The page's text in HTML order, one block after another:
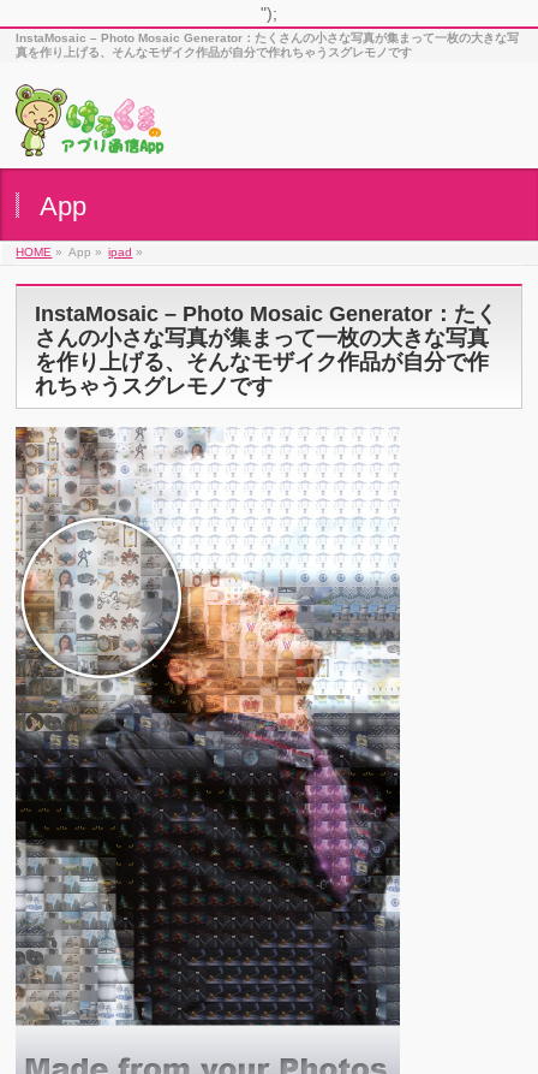
");
InstaMosaic – Photo Mosaic Generator：たくさんの小さな写真が集まって一枚の大きな写
真を作り上げる、そんなモザイク作品が自分で作れちゃうスグレモノです
App
HOME » App » ipad »
InstaMosaic – Photo Mosaic Generator：たく
さんの小さな写真が集まって一枚の大きな写真
を作り上げる、そんなモザイク作品が自分で作
れちゃうスグレモノです